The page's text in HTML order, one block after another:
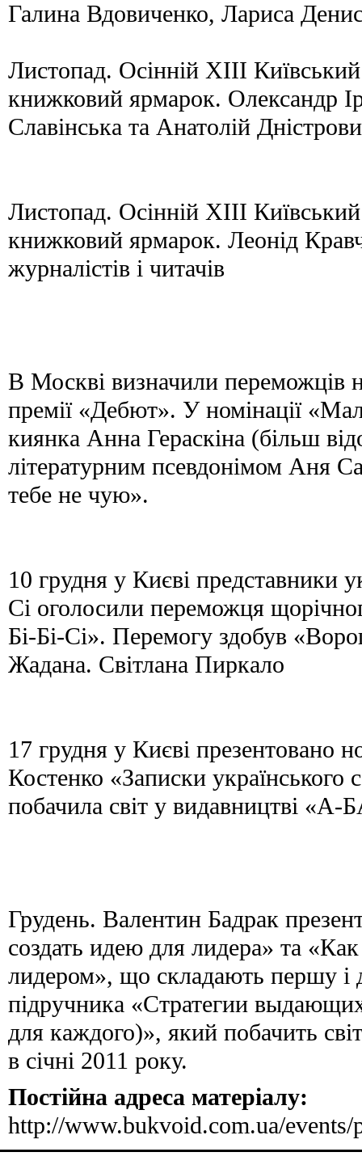
Галина Вдовиченко, Лариса
Листопад. Осінній XIII
книжковий ярмарок. Олександр
Славінська та Анатолій
Листопад. Осінній XIII
книжковий ярмарок. Леонід
журналістів і читачів
В Москві визначили переможців
премії «Дебют». У номінації
киянка Анна Гераскіна (більш
літературним псевдонімом Аня
тебе не чую».
10 грудня у Києві представники
Сі оголосили переможця
Бі-Бі-Сі». Перемогу здобув
Жадана. Світлана Пиркало
17 грудня у Києві презентовано
Костенко «Записки
побачила світ у видавництві
Грудень. Валентин Бадрак
создать идею для лидера» та
лидером», що складають першу і
підручника «Стратегии
для каждого)», який побачить
в січні 2011 року.
Постійна адреса матеріалу:
http://www.bukvoid.com.ua/